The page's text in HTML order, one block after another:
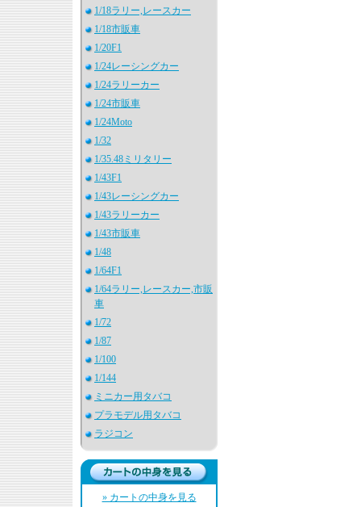
1/18ラリー,レースカー
1/18市販車
1/20F1
1/24レーシングカー
1/24ラリーカー
1/24市販車
1/24Moto
1/32
1/35.48ミリタリー
1/43F1
1/43レーシングカー
1/43ラリーカー
1/43市販車
1/48
1/64F1
1/64ラリー,レースカー,市販
車
1/72
1/87
1/100
1/144
ミニカー用タバコ
プラモデル用タバコ
ラジコン
» カートの中身を見る